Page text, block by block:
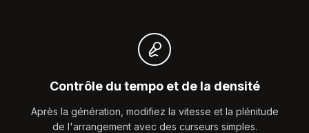
Contrôle du tempo et de la densité
Après la génération, modifiez la vitesse et la plénitude
de l'arrangement avec des curseurs simples.